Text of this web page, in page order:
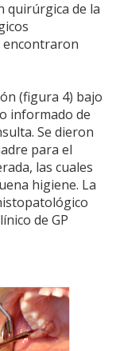
quirúrgica de la
encontraron
(figura 4) bajo
informado de
Se dieron
para el
las cuales
higiene. La
de GP